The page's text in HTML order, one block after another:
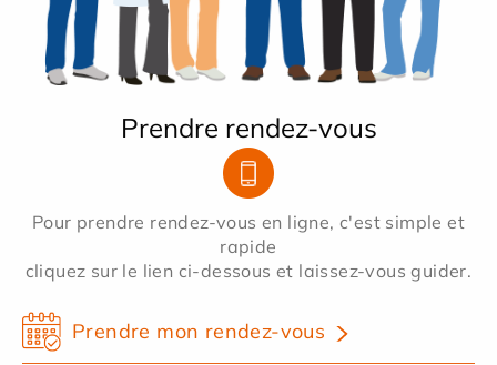
Prendre rendez-vous
Pour prendre rendez-vous en ligne, c'est simple et
rapide
cliquez sur le lien ci-dessous et laissez-vous guider.
Prendre mon rendez-vous